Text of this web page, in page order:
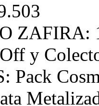
ZAFIRA:
y
Pack